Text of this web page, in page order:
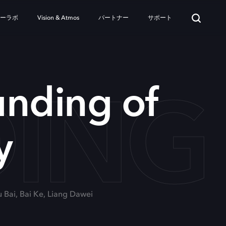
ラボ Vision & Atmos パートナー サポート
of
Bai, Bai Ke, Liang Dawei